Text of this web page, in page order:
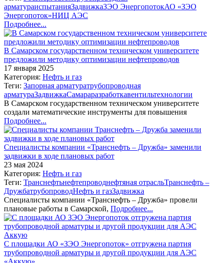
арматураиспытанияЗадвижкаЗЭО ЭнергопотокАО «ЗЭО
Энергопоток»НИЦ АЭС
Подробнее...
В Самарском государственном техническом университете
предложили методику оптимизации нефтепроводов
17 января 2025
Категория: Нефть и газ
Теги: Запорная арматуратрубопроводная
арматураЗадвижкаСамараразработкавентильтехнологии
В Самарском государственном техническом университете
создали математические инструменты для повышения
Подробнее...
Специалисты компании «Транснефть – Дружба» заменили
задвижки в ходе плановых работ
23 мая 2024
Категория: Нефть и газ
Теги: Транснефтьнефтепроводнефтяная отрасльТранснефть –
ДружбатрубопроводНефть и газЗадвижка
Специалисты компании «Транснефть – Дружба» провели
плановые работы в Самарской, Подробнее...
С площадки АО «ЗЭО Энергопоток» отгружена партия
трубопроводной арматуры и другой продукции для АЭС
«Аккую»